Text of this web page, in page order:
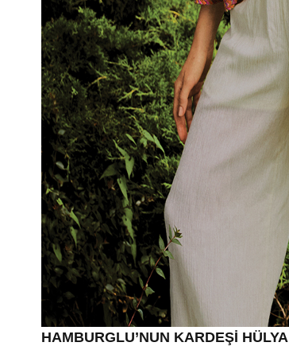
HAMBURGLU’NUN KARDEŞİ HÜLYA